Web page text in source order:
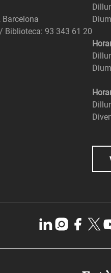
Barcelona
Biblioteca: 93 343 61 20